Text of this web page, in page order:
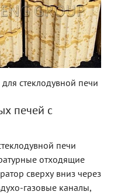
стеклодувной печи
печей с
печи
отходящие
сверху вниз через
газовые каналы,